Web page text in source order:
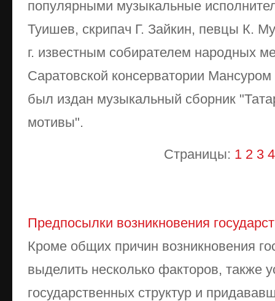
популярными музыкальные
Туишев, скрипач Г. Зайкин, певцы К.
г. известным собирателем народных
Саратовской консерватории
был издан музыкальный сборник
мотивы".
Страницы: 1 2 3 4
Предпосылки возникновения
Кроме общих причин возникновения
выделить несколько факторов, также
государственных структур и